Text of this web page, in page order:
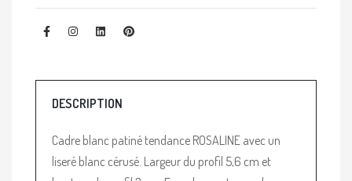
DESCRIPTION
Cadre blanc patiné tendance ROSALINE avec un
liseré blanc cérusé. Largeur du profil 5,6 cm et